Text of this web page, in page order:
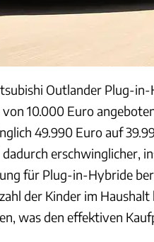
Outlander Plug-
10.000 Euro
49.990 Euro auf
erschwinglicher,
für Plug-in-Hybride
der Kinder im
was den effektiven